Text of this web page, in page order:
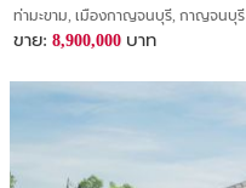
ท่ามะขาม, เมืองกาญจนบุรี, กาญจนบุรี
ขาย: 8,900,000 บาท